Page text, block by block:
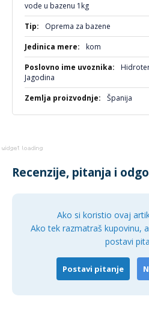
vode u bazenu 1kg
Oprema za bazene
kom
Jagodina
Španija
Recenzije, pitanja i
Ako si koristio ovaj
Ako tek razmatraš kupovinu,
postavi
Postavi pitanje